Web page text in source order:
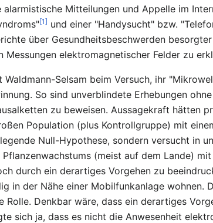
alarmistische Mitteilungen und Appelle im
[1] und einer "Handysucht" bzw.
über Gesundheitsbeschwerden
Messungen elektromagnetischer Felder zu
Selsam beim Versuch, ihr
So sind unverblindete Erhebungen
zu beweisen. Aussagekraft hätten
Population (plus Kontrollgruppe) mit
Null-Hypothese, sondern versucht in
(meist auf dem Lande)
durch ein derartiges Vorgehen zu
in der Nähe einer Mobilfunkanlage
Rolle. Denkbar wäre, dass ein derartiges
sich ja, dass es nicht die Anwesenheit